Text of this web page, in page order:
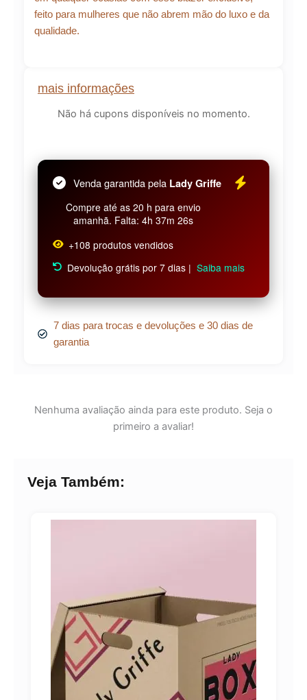
mais informações
Não há cupons disponíveis no momento.
Venda garantida pela Lady Griffe
Compre até as 20 h para envio
amanhã. Falta: 4h 37m 26s
+108 produtos vendidos
Devolução grátis por 7 dias | Saiba mais
7 dias para trocas e devoluções e 30 dias de
garantia
feito para mulheres que não abrem mão do luxo e da
qualidade.
Nenhuma avaliação ainda para este produto. Seja o
primeiro a avaliar!
Veja Também: